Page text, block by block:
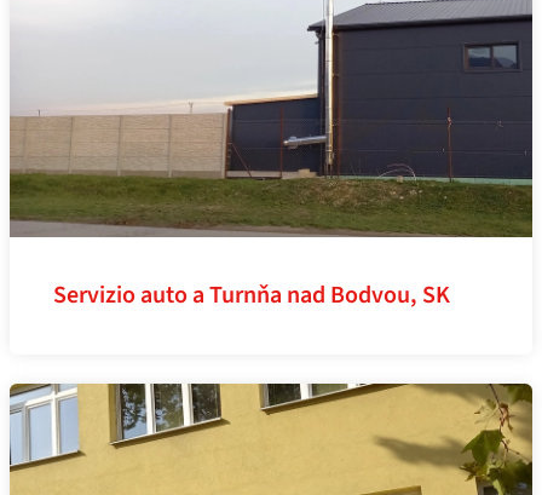
Servizio auto a Turnňa nad Bodvou, SK